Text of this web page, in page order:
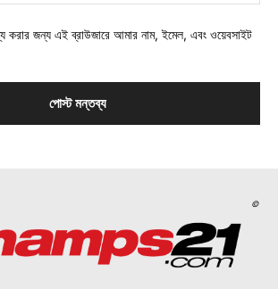
করার জন্য এই ব্রাউজারে আমার নাম, ইমেল, এবং ওয়েবসাইট
©